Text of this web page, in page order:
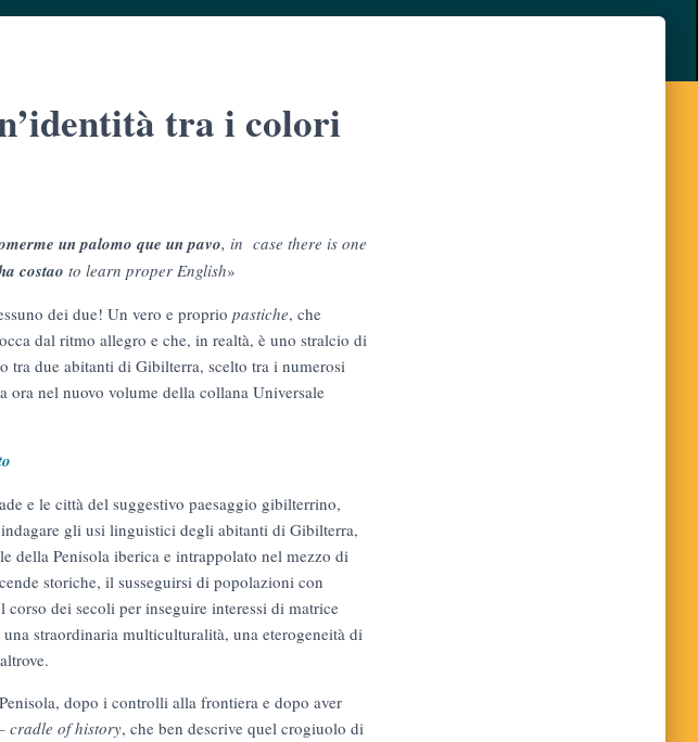
tra i colori
un palomo que un pavo, in case there is one
costao to learn proper English»
dei due! Un vero e proprio pastiche, che
dal ritmo allegro e che, in realtà, è uno stralcio di
tra due abitanti di Gibilterra, scelto tra i numerosi
nel nuovo volume della collana Universale
e le città del suggestivo paesaggio gibilterrino,
gli usi linguistici degli abitanti di Gibilterra,
della Penisola iberica e intrappolato nel mezzo di
storiche, il susseguirsi di popolazioni con
dei secoli per inseguire interessi di matrice
straordinaria multiculturalità, una eterogeneità di
dopo i controlli alla frontiera e dopo aver
cradle of history, che ben descrive quel crogiuolo di